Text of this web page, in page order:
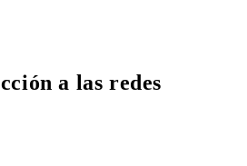
a las redes